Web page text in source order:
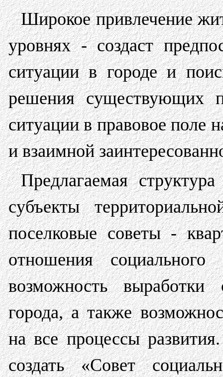
Широкое привлечение
уровнях - создаст
ситуации в городе и
решения существующих
ситуации в правовое поле
и взаимной
Предлагаемая
субъекты
поселковые советы -
отношения социального
возможность выработки
города, а также
на все процессы
создать «Совет